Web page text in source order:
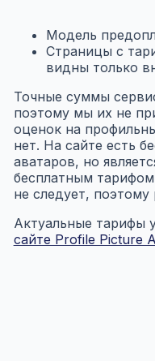
Модель
Страницы с
видны только
Точные суммы
поэтому мы их не
оценок на
нет. На сайте есть
аватаров, но
бесплатным
не следует, поэтому
Актуальные тарифы
сайте Profile Picture